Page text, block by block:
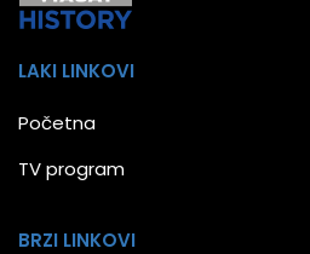
LAKI LINKOVI
Početna
TV program
BRZI LINKOVI